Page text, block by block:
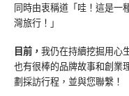
同時由衷稱道「哇！這是一
灣旅行！」
目前， 我仍在持續挖掘用心
也有很棒的品牌故事和創業
劃採訪行程，並與您聯繫！